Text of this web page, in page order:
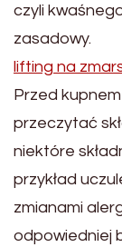
czyli
zasadowy.
lifting na
Przed
przeczytać
niektóre
przykład
zmianami
odpowiedniej